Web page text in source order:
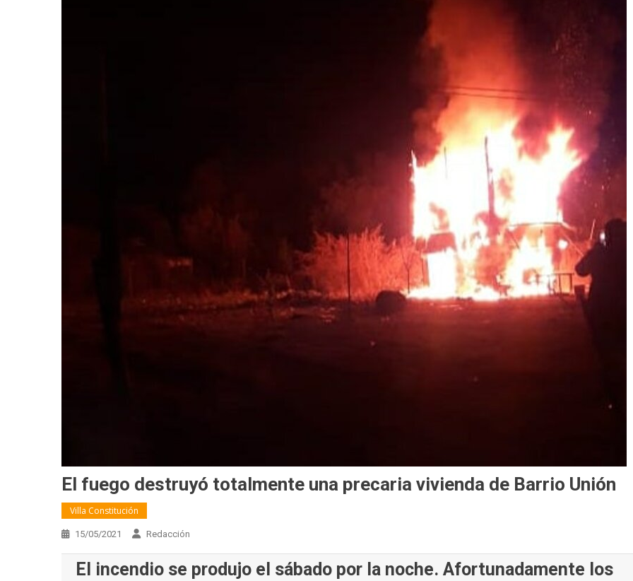
El fuego destruyó totalmente una precaria vivienda de Barrio Unión
Villa Constitución
15/05/2021 Redacción
El incendio se produjo el sábado por la noche. Afortunadamente los